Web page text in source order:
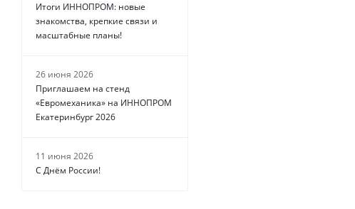
Итоги ИННОПРОМ: новые
знакомства, крепкие связи и
масштабные планы!
26 июня 2026
Приглашаем на стенд
«Евромеханика» на ИННОПРОМ
Екатеринбург 2026
11 июня 2026
С Днём России!